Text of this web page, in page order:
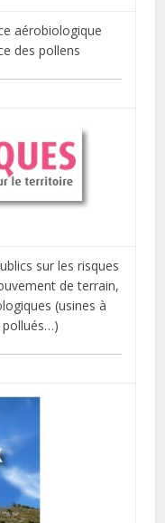
aérobiologique
des pollens
sur les risques
de terrain,
(usines à
pollués…)